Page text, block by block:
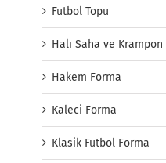
Futbol Topu
Halı Saha ve Krampon
Hakem Forma
Kaleci Forma
Klasik Futbol Forma